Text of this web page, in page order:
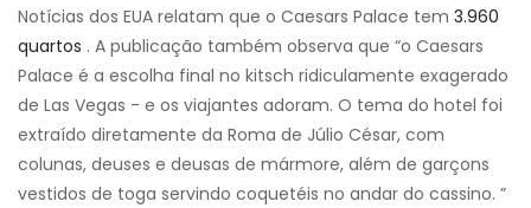
Notícias dos EUA relatam que o Caesars Palace tem 3.960
quartos . A publicação também observa que “o Caesars
Palace é a escolha final no kitsch ridiculamente exagerado
de Las Vegas - e os viajantes adoram. O tema do hotel foi
extraído diretamente da Roma de Júlio César, com
colunas, deuses e deusas de mármore, além de garçons
vestidos de toga servindo coquetéis no andar do cassino. ”